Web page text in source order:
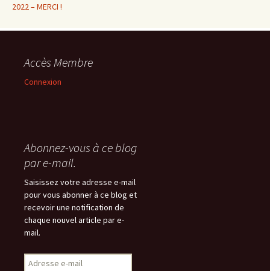
2022 – MERCI !
Accès Membre
Connexion
Abonnez-vous à ce blog
par e-mail.
Saisissez votre adresse e-mail
pour vous abonner à ce blog et
recevoir une notification de
chaque nouvel article par e-
mail.
Adresse